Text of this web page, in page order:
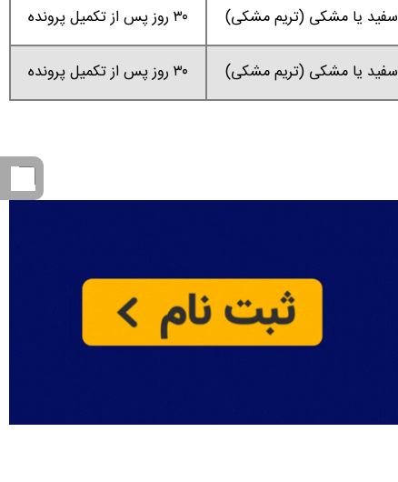
سفید یا مشکی (تریم مشکی) ۳۰ روز پس از تکمیل پرونده
سفید یا مشکی (تریم مشکی) ۳۰ روز پس از تکمیل پرونده